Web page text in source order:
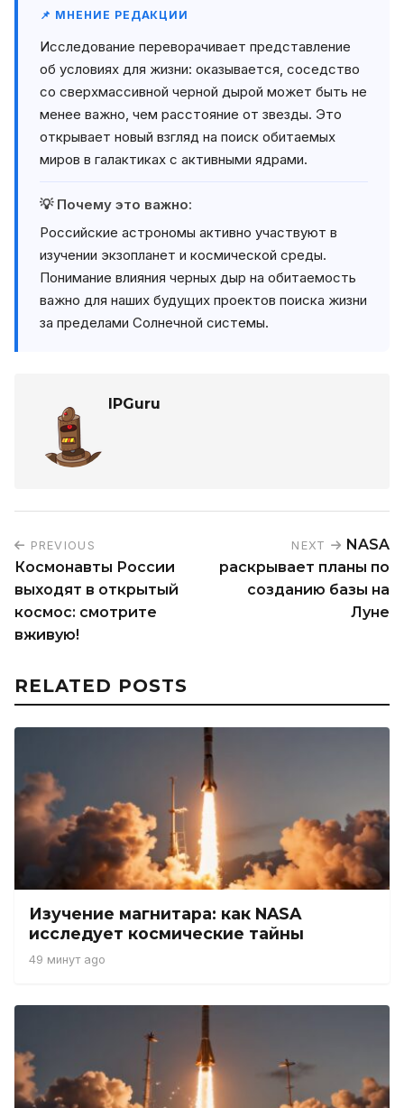
📌 МНЕНИЕ РЕДАКЦИИ
Исследование переворачивает представление
об условиях для жизни: оказывается, соседство
со сверхмассивной черной дырой может быть не
менее важно, чем расстояние от звезды. Это
открывает новый взгляд на поиск обитаемых
миров в галактиках с активными ядрами.
💡 Почему это важно:
Российские астрономы активно участвуют в
изучении экзопланет и космической среды.
Понимание влияния черных дыр на обитаемость
важно для наших будущих проектов поиска жизни
за пределами Солнечной системы.
IPGuru
PREVIOUS
Космонавты России
выходят в открытый
космос: смотрите
вживую!
NEXT
NASA
раскрывает планы по
созданию базы на
Луне
RELATED POSTS
Изучение магнитара: как NASA
исследует космические тайны
49 минут ago